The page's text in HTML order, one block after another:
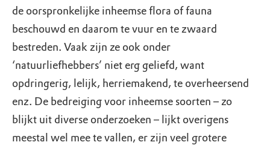
de oorspronkelijke inheemse flora of fauna
beschouwd en daarom te vuur en te zwaard
bestreden. Vaak zijn ze ook onder
‘natuurliefhebbers’ niet erg geliefd, want
opdringerig, lelijk, herriemakend, te overheersend
enz. De bedreiging voor inheemse soorten – zo
blijkt uit diverse onderzoeken – lijkt overigens
meestal wel mee te vallen, er zijn veel grotere